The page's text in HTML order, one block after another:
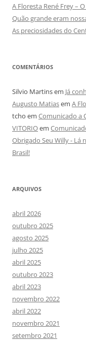
A Floresta René Frey –
Quão grande eram
As preciosidades do
COMENTÁRIOS
Silvio Martinsem Já
Augusto Matiasem A
tcho em Comunicado a
VITORIOem
Obrigado Seu Willy - Lá
Brasil!
ARQUIVOS
abril 2026
outubro 2025
agosto 2025
julho 2025
abril 2025
outubro 2023
abril 2023
novembro 2022
abril 2022
novembro 2021
setembro 2021